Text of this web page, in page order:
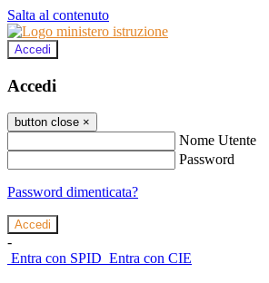
Salta al contenuto
Accedi
Accedi
button close ×
Nome Utente
Password
Password dimenticata?
-
Entra con SPID Entra con CIE